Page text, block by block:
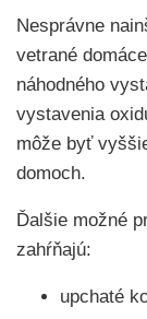
Nesprávne
vetrané
náhodného
vystavenia
môže byť
domoch.
Ďalšie možné
zahŕňajú:
upchaté